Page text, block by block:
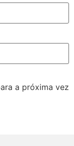
a próxima vez